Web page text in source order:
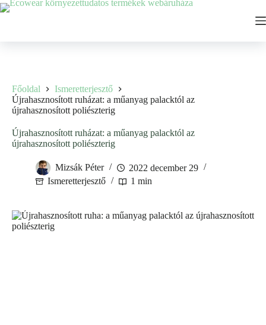
Ugrás
a
Főoldal
Ismeretterjesztő
Újrahasznosított ruházat: a műanyag palacktól az
újrahasznosított poliészterig
Újrahasznosított ruházat: a műanyag palacktól az
újrahasznosított poliészterig
Mizsák Péter
2022 december 29
Ismeretterjesztő
1 min